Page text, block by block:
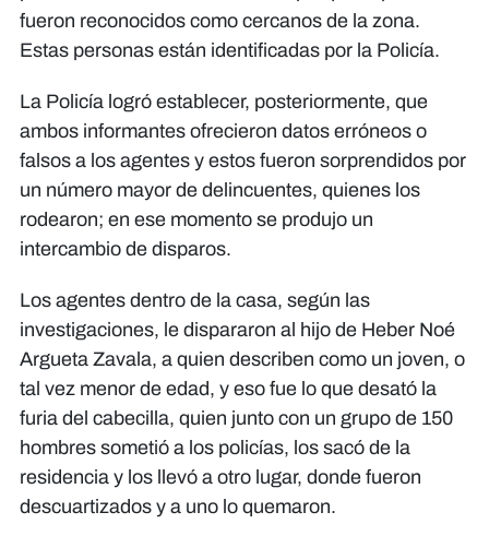
fueron reconocidos como cercanos de la zona.
Estas personas están identificadas por la Policía.
La Policía logró establecer, posteriormente, que
ambos informantes ofrecieron datos erróneos o
falsos a los agentes y estos fueron sorprendidos por
un número mayor de delincuentes, quienes los
rodearon; en ese momento se produjo un
intercambio de disparos.
Los agentes dentro de la casa, según las
investigaciones, le dispararon al hijo de Heber Noé
Argueta Zavala, a quien describen como un joven, o
tal vez menor de edad, y eso fue lo que desató la
furia del cabecilla, quien junto con un grupo de 150
hombres sometió a los policías, los sacó de la
residencia y los llevó a otro lugar, donde fueron
descuartizados y a uno lo quemaron.